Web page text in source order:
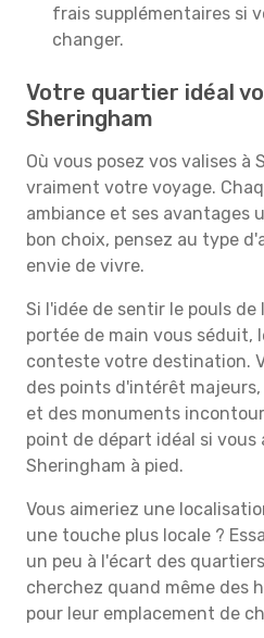
frais supplémentaires si
changer.
Votre quartier idéal
Sheringham
Où vous posez vos valises à
vraiment votre voyage.
ambiance et ses avantages
bon choix, pensez au type
envie de vivre.
Si l'idée de sentir le pouls
portée de main vous séduit,
conteste votre destination.
des points d'intérêt
et des monuments
point de départ idéal si vous
Sheringham à pied.
Vous aimeriez une
une touche plus locale ?
un peu à l'écart des
cherchez quand même des
pour leur emplacement de